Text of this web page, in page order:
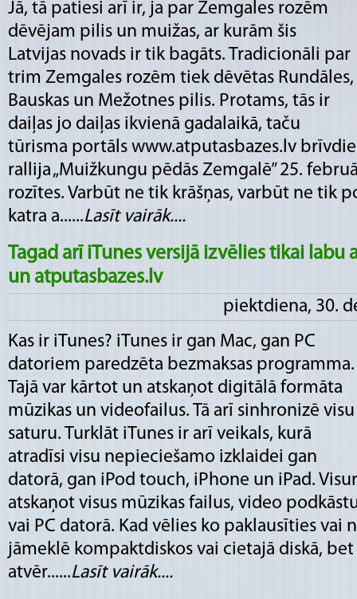
Jā, tā patiesi arī ir, ja par Zemgales rozēm
dēvējam pilis un muižas, ar kurām šis
Latvijas novads ir tik bagāts. Tradicionāli par
trim Zemgales rozēm tiek dēvētas Rundāles,
Bauskas un Mežotnes pilis. Protams, tās ir
daiļas jo daiļas ikvienā gadalaikā, taču
tūrisma portāls www.atputasbazes.lv
rallija „Muižkungu pēdās Zemgalē” 25.
rozītes. Varbūt ne tik krāšņas, varbūt ne tik
katra a......Lasīt vairāk....
Tagad arī iTunes versijā izvēlies tikai labu
un atputasbazes.lv
piektdiena, 30.
Kas ir iTunes? iTunes ir gan Mac, gan PC
datoriem paredzēta bezmaksas programma.
Tajā var kārtot un atskaņot digitālā formāta
mūzikas un videofailus. Tā arī sinhronizē visu
saturu. Turklāt iTunes ir arī veikals, kurā
atradīsi visu nepieciešamo izklaidei gan
datorā, gan iPod touch, iPhone un iPad.
atskaņot visus mūzikas failus, video
vai PC datorā. Kad vēlies ko paklausīties vai
jāmeklē kompaktdiskos vai cietajā diskā,
atvēr......Lasīt vairāk....